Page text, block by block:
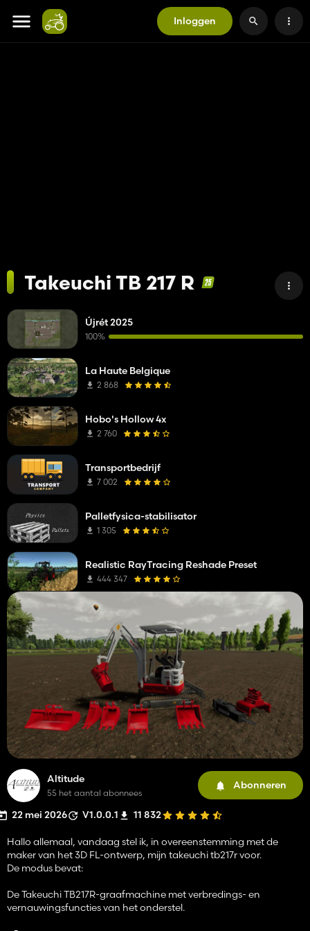
Inloggen
Takeuchi TB 217 R
Altitude
55 het aantal abonnees
Abonneren
22 mei 2026 V1.0.0.1 11 832
Hallo allemaal, vandaag stel ik, in overeenstemming met de
maker van het 3D FL-ontwerp, mijn takeuchi tb217r voor.
De modus bevat:
De Takeuchi TB217R-graafmachine met verbredings- en
vernauwingsfuncties van het onderstel.
Újrét 2025
100%
La Haute Belgique
2 868
Hobo's Hollow 4x
2 760
Transportbedrijf
7 002
Palletfysica-stabilisator
1 305
Realistic RayTracing Reshade Preset
444 347